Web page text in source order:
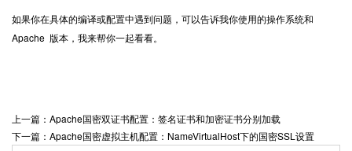
如果你在具体的编译或配置中遇到问题，可以告诉我你使用的操作系统和
Apache 版本，我来帮你一起看看。
上一篇：Apache国密双证书配置：签名证书和加密证书分别加载
下一篇：Apache国密虚拟主机配置：NameVirtualHost下的国密SSL设置